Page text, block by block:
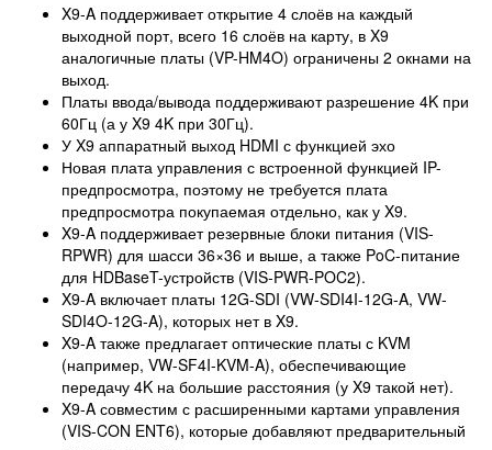
X9-A поддерживает открытие 4 слоёв на каждый
выходной порт, всего 16 слоёв на карту, в X9
аналогичные платы (VP-HM4O) ограничены 2 окнами на
выход.
Платы ввода/вывода поддерживают разрешение 4K при
60Гц (а у X9 4K при 30Гц).
У X9 аппаратный выход HDMI с функцией эхо
Новая плата управления с встроенной функцией IP-
предпросмотра, поэтому не требуется плата
предпросмотра покупаемая отдельно, как у X9.
X9-A поддерживает резервные блоки питания (VIS-
RPWR) для шасси 36×36 и выше, а также PoC-питание
для HDBaseT-устройств (VIS-PWR-POC2).
X9-A включает платы 12G-SDI (VW-SDI4I-12G-A, VW-
SDI4O-12G-A), которых нет в X9.
X9-A также предлагает оптические платы с KVM
(например, VW-SF4I-KVM-A), обеспечивающие
передачу 4K на большие расстояния (у X9 такой нет).
X9-A совместим с расширенными картами управления
(VIS-CON ENT6), которые добавляют предварительный